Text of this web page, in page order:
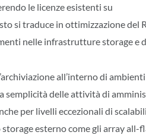
le licenze esistenti su
si traduce in ottimizzazione del
nelle infrastrutture storage e
all’interno di
semplicità delle attività di
per livelli eccezionali di
esterno come gli array all-